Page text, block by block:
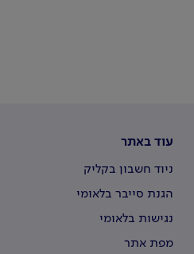
עוד באתר
ניוד חשבון בקליק
הגנת סייבר בלאומי
נגישות בלאומי
מפת אתר